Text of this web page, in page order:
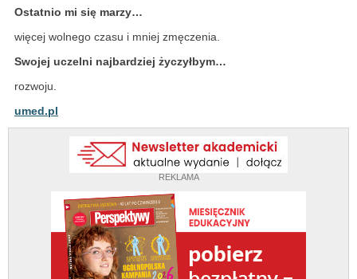
REKLAMA
Ostatnio mi się marzy…
więcej wolnego czasu i mniej zmęczenia.
Swojej uczelni najbardziej życzyłbym…
rozwoju.
umed.pl